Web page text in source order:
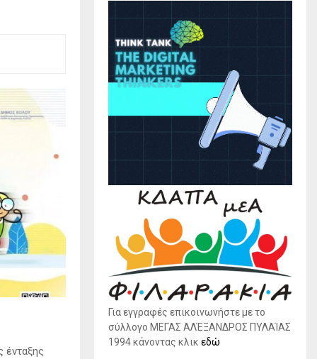
ένταξης
Για εγγραφές επικοινωνήστε με το
σύλλογο ΜΕΓΑΣ ΑΛΈΞΑΝΔΡΟΣ ΠΥΛΑΊΑΣ
1994 κάνοντας κλικ εδώ